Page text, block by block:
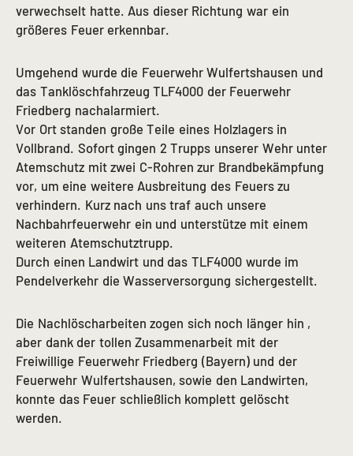
verwechselt hatte. Aus dieser Richtung war ein
größeres Feuer erkennbar.
Umgehend wurde die Feuerwehr Wulfertshausen und
das Tanklöschfahrzeug TLF4000 der Feuerwehr
Friedberg nachalarmiert.
Vor Ort standen große Teile eines Holzlagers in
Vollbrand. Sofort gingen 2 Trupps unserer Wehr unter
Atemschutz mit zwei C-Rohren zur Brandbekämpfung
vor, um eine weitere Ausbreitung des Feuers zu
verhindern. Kurz nach uns traf auch unsere
Nachbahrfeuerwehr ein und unterstütze mit einem
weiteren Atemschutztrupp.
Durch einen Landwirt und das TLF4000 wurde im
Pendelverkehr die Wasserversorgung sichergestellt.
Die Nachlöscharbeiten zogen sich noch länger hin ,
aber dank der tollen Zusammenarbeit mit der
Freiwillige Feuerwehr Friedberg (Bayern) und der
Feuerwehr Wulfertshausen, sowie den Landwirten,
konnte das Feuer schließlich komplett gelöscht
werden.